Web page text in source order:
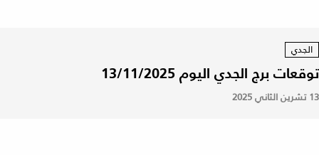
الجدي
توقعات برج الجدي اليوم 13/11/2025
13 تشرين الثاني 2025